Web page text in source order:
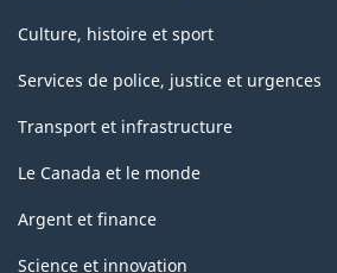
Culture, histoire et sport
Services de police, justice et urgences
Transport et infrastructure
Le Canada et le monde
Argent et finance
Science et innovation